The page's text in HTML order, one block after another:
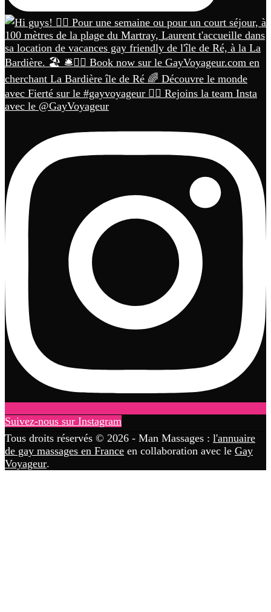
Suivez-nous sur Instagram
Tous droits réservés © 2026 - Man Massages : l'annuaire
de gay massages en France en collaboration avec le Gay
Voyageur.